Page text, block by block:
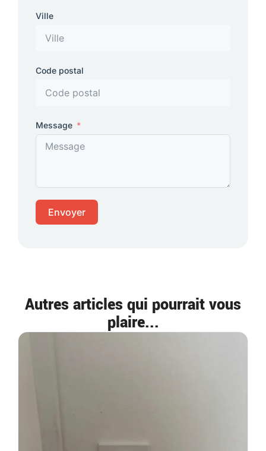
Ville
Code postal
Message
Envoyer
Autres articles qui pourrait vous
plaire...